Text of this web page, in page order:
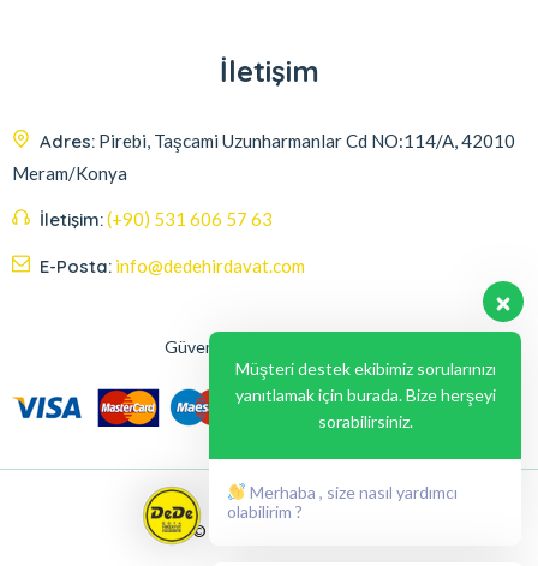
İletişim
Adres: Pirebi, Taşcami Uzunharmanlar Cd NO:114/A, 42010
Meram/Konya
İletişim:(+90) 531 606 57 63
E-Posta: info@dedehirdavat.com
Güvenli Ödeme Seçenekleri
© 2024, Liabil Dizayn
Müşteri destek ekibimiz sorularınızı
yanıtlamak için burada. Bize herşeyi
sorabilirsiniz.
Merhaba , size nasıl yardımcı
olabilirim ?